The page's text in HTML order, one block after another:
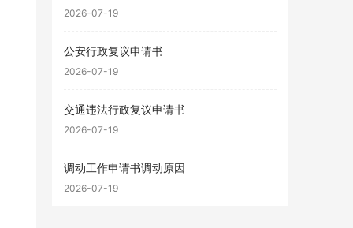
2026-07-19
公安行政复议申请书
2026-07-19
交通违法行政复议申请书
2026-07-19
调动工作申请书调动原因
2026-07-19